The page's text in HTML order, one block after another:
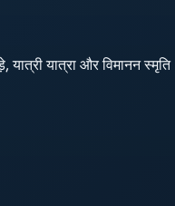
यात्रा और विमानन स्मृति